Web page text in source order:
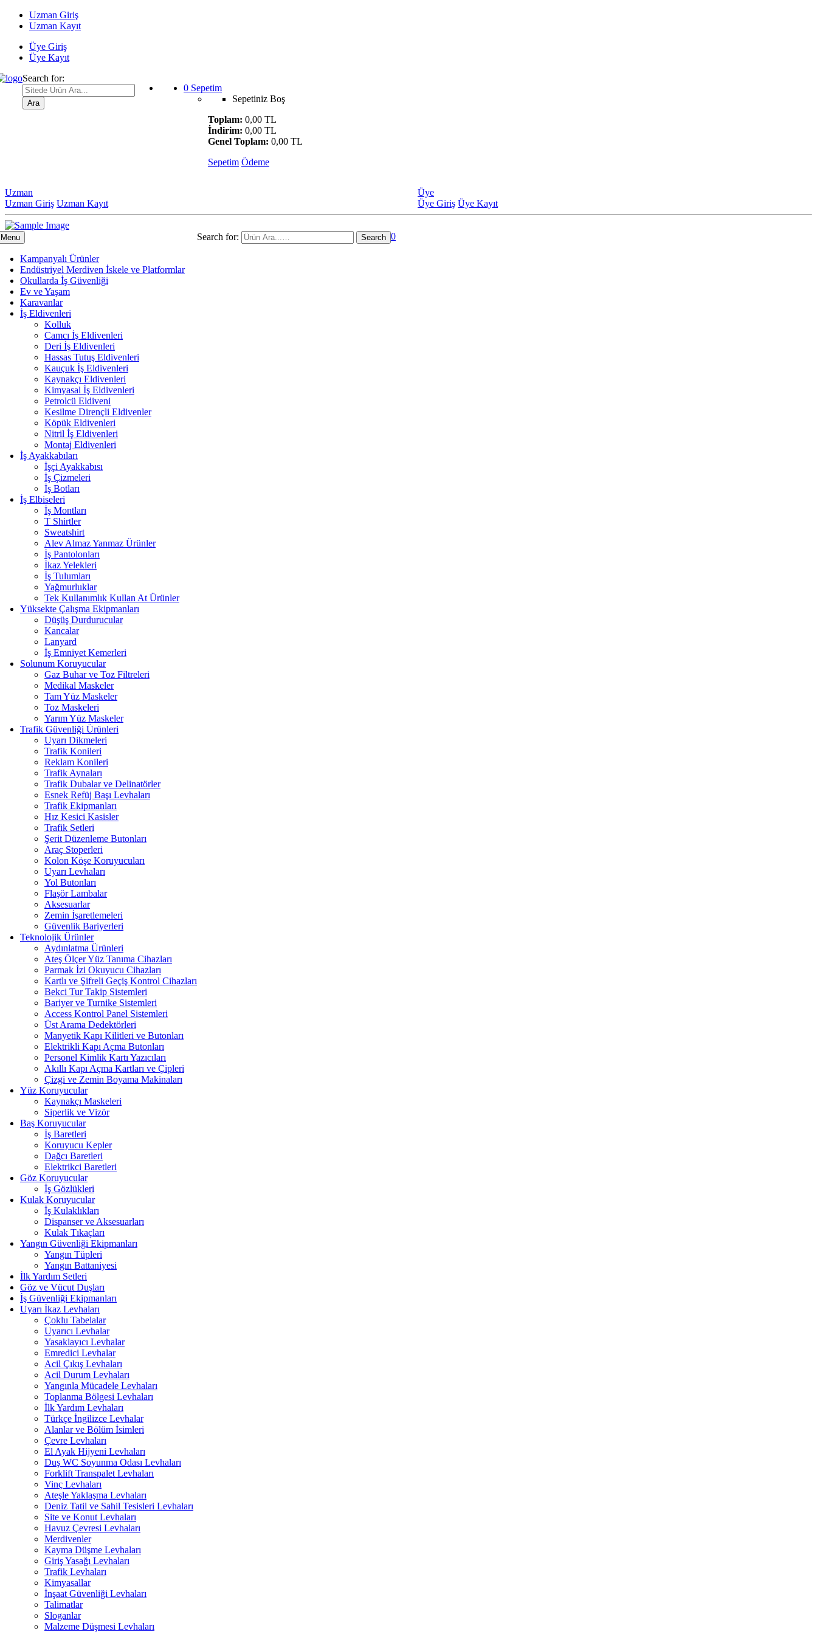
Uzman Giriş
Uzman Kayıt
Üye Giriş
Üye Kayıt
Search for:
Ara
0 Sepetim
Sepetiniz Boş
Toplam: 0,00 TL
İndirim: 0,00 TL
Genel Toplam: 0,00 TL
Sepetim Ödeme
Uzman
Uzman Giriş Uzman Kayıt
Üye
Üye Giriş Üye Kayıt
Menu
Kampanyalı Ürünler
Endüstriyel Merdiven İskele ve Platformlar
Okullarda İş Güvenliği
Ev ve Yaşam
Karavanlar
İş Eldivenleri
Kolluk
Camcı İş Eldivenleri
Deri İş Eldivenleri
Hassas Tutuş Eldivenleri
Kauçuk İş Eldivenleri
Kaynakçı Eldivenleri
Kimyasal İş Eldivenleri
Petrolcü Eldiveni
Kesilme Dirençli Eldivenler
Köpük Eldivenleri
Nitril İş Eldivenleri
Montaj Eldivenleri
İş Ayakkabıları
İşçi Ayakkabısı
İş Çizmeleri
İş Botları
İş Elbiseleri
İş Montları
T Shirtler
Sweatshirt
Alev Almaz Yanmaz Ürünler
İş Pantolonları
İkaz Yelekleri
İş Tulumları
Yağmurluklar
Tek Kullanımlık Kullan At Ürünler
Yüksekte Çalışma Ekipmanları
Düşüş Durdurucular
Kancalar
Lanyard
İş Emniyet Kemerleri
Solunum Koruyucular
Gaz Buhar ve Toz Filtreleri
Medikal Maskeler
Tam Yüz Maskeler
Toz Maskeleri
Yarım Yüz Maskeler
Trafik Güvenliği Ürünleri
Uyarı Dikmeleri
Trafik Konileri
Reklam Konileri
Trafik Aynaları
Trafik Dubalar ve Delinatörler
Esnek Refüj Başı Levhaları
Trafik Ekipmanları
Hız Kesici Kasisler
Trafik Setleri
Şerit Düzenleme Butonları
Araç Stoperleri
Kolon Köşe Koruyucuları
Uyarı Levhaları
Yol Butonları
Flaşör Lambalar
Aksesuarlar
Zemin İşaretlemeleri
Güvenlik Bariyerleri
Teknolojik Ürünler
Aydınlatma Ürünleri
Ateş Ölçer Yüz Tanıma Cihazları
Parmak İzi Okuyucu Cihazları
Kartlı ve Şifreli Geçiş Kontrol Cihazları
Bekci Tur Takip Sistemleri
Bariyer ve Turnike Sistemleri
Access Kontrol Panel Sistemleri
Üst Arama Dedektörleri
Manyetik Kapı Kilitleri ve Butonları
Elektrikli Kapı Açma Butonları
Personel Kimlik Kartı Yazıcıları
Akıllı Kapı Açma Kartları ve Çipleri
Çizgi ve Zemin Boyama Makinaları
Yüz Koruyucular
Kaynakçı Maskeleri
Siperlik ve Vizör
Baş Koruyucular
İş Baretleri
Koruyucu Kepler
Dağcı Baretleri
Elektrikci Baretleri
Göz Koruyucular
İş Gözlükleri
Kulak Koruyucular
İş Kulaklıkları
Dispanser ve Aksesuarları
Kulak Tıkaçları
Yangın Güvenliği Ekipmanları
Yangın Tüpleri
Yangın Battaniyesi
İlk Yardım Setleri
Göz ve Vücut Duşları
İş Güvenliği Ekipmanları
Uyarı İkaz Levhaları
Çoklu Tabelalar
Uyarıcı Levhalar
Yasaklayıcı Levhalar
Emredici Levhalar
Acil Çıkış Levhaları
Acil Durum Levhaları
Yangınla Mücadele Levhaları
Toplanma Bölgesi Levhaları
İlk Yardım Levhaları
Türkçe İngilizce Levhalar
Alanlar ve Bölüm İsimleri
Çevre Levhaları
El Ayak Hijyeni Levhaları
Duş WC Soyunma Odası Levhaları
Forklift Transpalet Levhaları
Vinç Levhaları
Ateşle Yaklaşma Levhaları
Deniz Tatil ve Sahil Tesisleri Levhaları
Site ve Konut Levhaları
Havuz Çevresi Levhaları
Merdivenler
Kayma Düşme Levhaları
Giriş Yasağı Levhaları
Trafik Levhaları
Kimyasallar
İnşaat Güvenliği Levhaları
Talimatlar
Sloganlar
Malzeme Düşmesi Levhaları
Search for: 0